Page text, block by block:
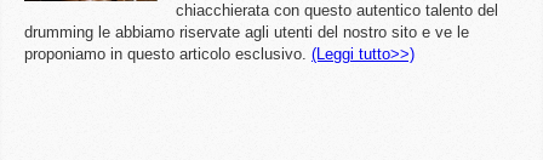
chiacchierata con questo autentico talento del
drumming le abbiamo riservate agli utenti del nostro sito e ve le
proponiamo in questo articolo esclusivo. (Leggi tutto>>)